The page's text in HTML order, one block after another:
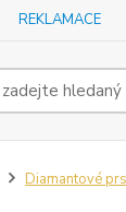
REKLAMACE
Diamantové